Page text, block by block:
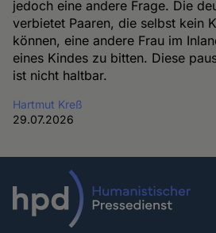
jedoch eine andere Frage. Die
verbietet Paaren, die selbst kein
können, eine andere Frau im
eines Kindes zu bitten. Diese
ist nicht haltbar.
Hartmut Kreß
29.07.2026